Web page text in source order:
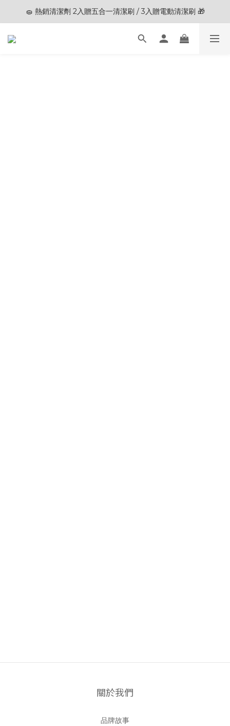
🎊夏末狂歡節限定優惠🎊︱全館滿 $3,000現折$200
🧽 熱銷清潔劑 2入贈五合一清潔刷 / 3入贈電動清潔刷 🎁
🎊夏末狂歡節限定優惠🎊︱全館滿 $3,000現折$200
關於我們
品牌故事